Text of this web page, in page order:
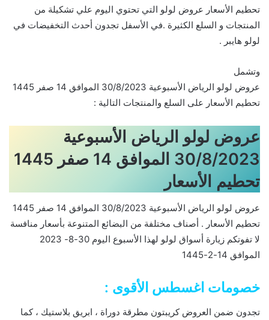
تحطيم الأسعار عروض لولو التي تحتوي اليوم علي تشكيلة من
المنتجات و السلع الكثيرة .في الأسفل تجدون أحدث التخفيضات في
لولو هايبر .
وتشمل
عروض لولو الرياض الأسبوعية 30/8/2023 الموافق 14 صفر 1445
تحطيم الأسعار على السلع والمنتجات التالية :
عروض لولو الرياض الأسبوعية
30/8/2023 الموافق 14 صفر 1445
تحطيم الأسعار
عروض لولو الرياض الأسبوعية 30/8/2023 الموافق 14 صفر 1445
تحطيم الأسعار . أصناف مختلفة من البضائع المتنوعة بأسعار منافسة
لا تفوتكم زيارة أسواق لولو لهذا الأسبوع اليوم 30-8- 2023
الموافق 14-2-1445
خصومات اغسطس الأقوى :
تجدون ضمن العروض كريبتون مطرقة دوراة ، ابريق بلاستيك ، كما